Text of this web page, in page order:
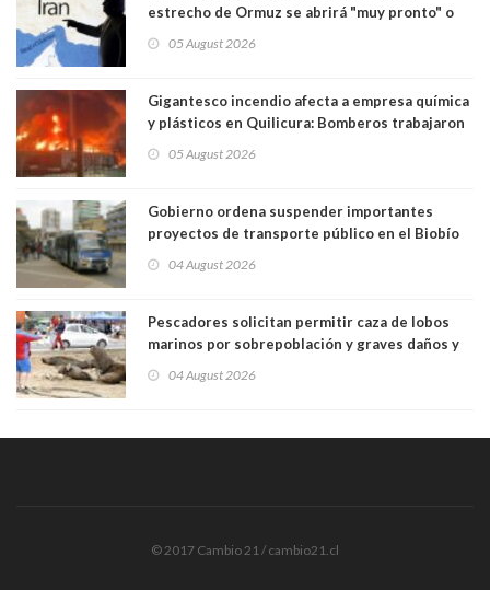
estrecho de Ormuz se abrirá "muy pronto" o
05 August 2026
Gigantesco incendio afecta a empresa química
y plásticos en Quilicura: Bomberos trabajaron
05 August 2026
Gobierno ordena suspender importantes
proyectos de transporte público en el Biobío
04 August 2026
Pescadores solicitan permitir caza de lobos
marinos por sobrepoblación y graves daños y
04 August 2026
© 2017 Cambio 21 / cambio21.cl